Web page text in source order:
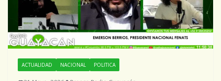
ACTUALIDAD NACIONAL POLITICA